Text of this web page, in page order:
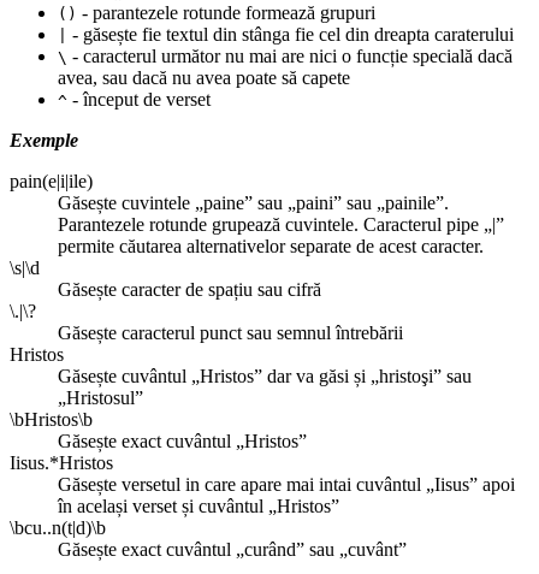
() - parantezele rotunde formează grupuri
- găsește fie textul din stânga fie cel din dreapta caraterului
\ - caracterul următor nu mai are nici o funcție specială dacă
avea, sau dacă nu avea poate să capete
^ - început de verset
Exemple
pain(e|i|ile)
Găsește cuvintele „paine” sau „paini” sau „painile”.
Parantezele rotunde grupează cuvintele. Caracterul pipe „|”
permite căutarea alternativelor separate de acest caracter.
\s|\d
Găsește caracter de spațiu sau cifră
\.|\?
Găsește caracterul punct sau semnul întrebării
Hristos
Găsește cuvântul „Hristos” dar va găsi și „hristoşi” sau
„Hristosul”
\bHristos\b
Găsește exact cuvântul „Hristos”
Iisus.*Hristos
Găsește versetul in care apare mai intai cuvântul „Iisus” apoi
în același verset și cuvântul „Hristos”
\bcu..n(t|d)\b
Găsește exact cuvântul „curând” sau „cuvânt”